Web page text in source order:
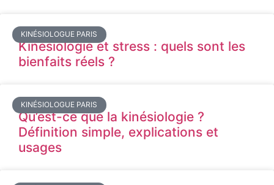
KINÉSIOLOGUE PARIS
Kinésiologie et stress : quels sont les
bienfaits réels ?
KINÉSIOLOGUE PARIS
Qu’est-ce que la kinésiologie ?
Définition simple, explications et
usages